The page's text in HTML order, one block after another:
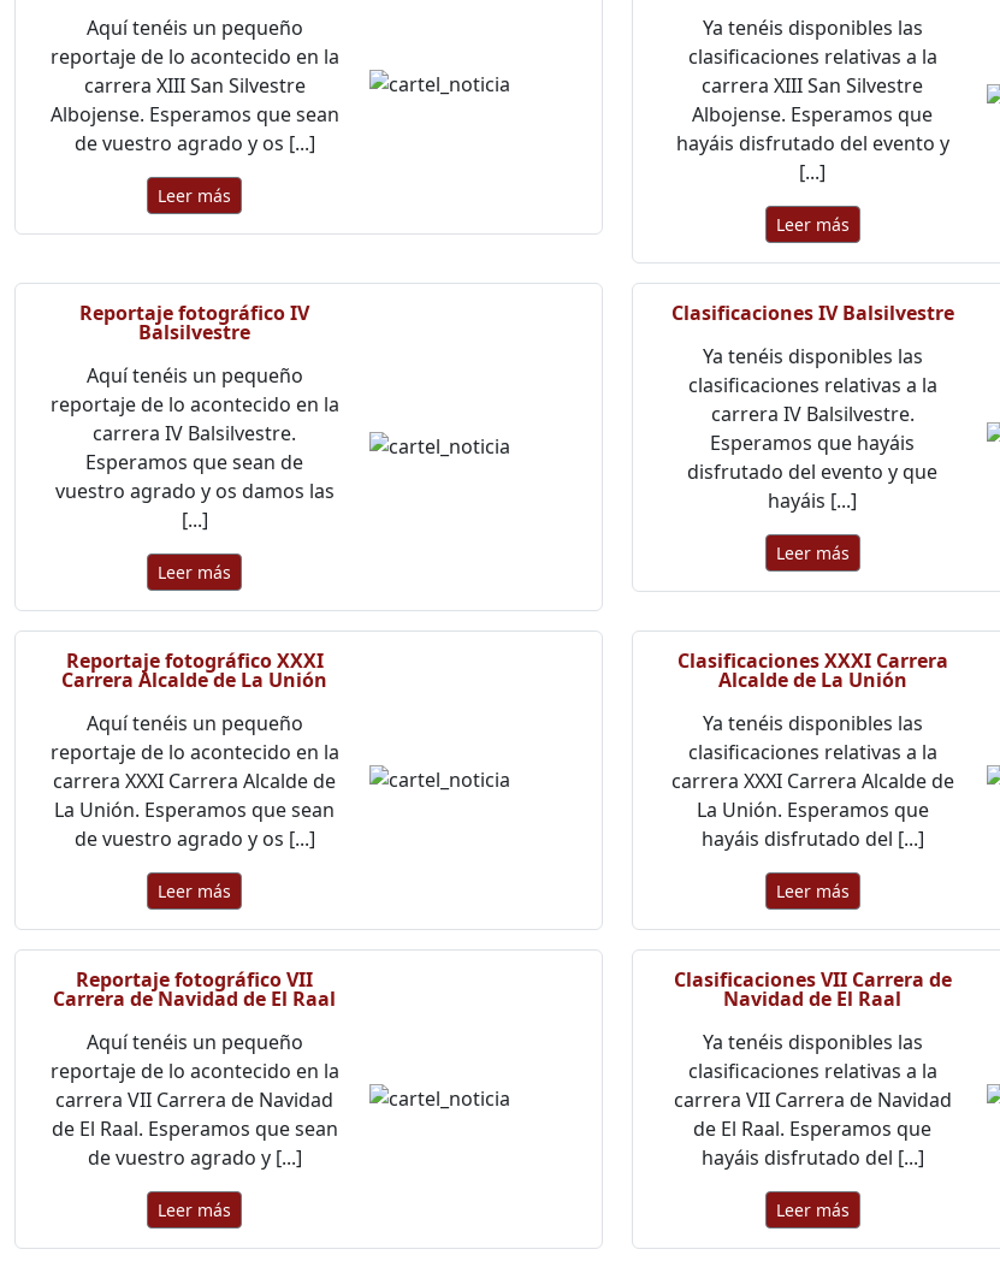
Aquí tenéis un pequeño
reportaje de lo acontecido en la
carrera XIII San Silvestre
Albojense. Esperamos que sean
de vuestro agrado y os [...]
Leer más
Ya tenéis disponibles las
clasificaciones relativas a la
carrera XIII San Silvestre
Albojense. Esperamos que
hayáis disfrutado del evento y
[...]
Leer más
Reportaje fotográfico IV
Balsilvestre
Aquí tenéis un pequeño
reportaje de lo acontecido en la
carrera IV Balsilvestre.
Esperamos que sean de
vuestro agrado y os damos las
[...]
Leer más
Clasificaciones IV Balsilvestre
Ya tenéis disponibles las
clasificaciones relativas a la
carrera IV Balsilvestre.
Esperamos que hayáis
disfrutado del evento y que
hayáis [...]
Leer más
Reportaje fotográfico XXXI
Carrera Alcalde de La Unión
Aquí tenéis un pequeño
reportaje de lo acontecido en la
carrera XXXI Carrera Alcalde de
La Unión. Esperamos que sean
de vuestro agrado y os [...]
Leer más
Clasificaciones XXXI Carrera
Alcalde de La Unión
Ya tenéis disponibles las
clasificaciones relativas a la
carrera XXXI Carrera Alcalde de
La Unión. Esperamos que
hayáis disfrutado del [...]
Leer más
Reportaje fotográfico VII
Carrera de Navidad de El Raal
Aquí tenéis un pequeño
reportaje de lo acontecido en la
carrera VII Carrera de Navidad
de El Raal. Esperamos que sean
de vuestro agrado y [...]
Leer más
Clasificaciones VII Carrera de
Navidad de El Raal
Ya tenéis disponibles las
clasificaciones relativas a la
carrera VII Carrera de Navidad
de El Raal. Esperamos que
hayáis disfrutado del [...]
Leer más